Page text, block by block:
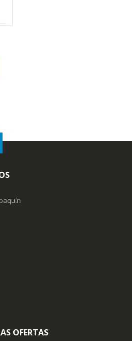
OFERTAS